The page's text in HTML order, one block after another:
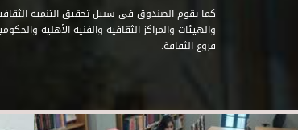
كما يقوم الصندوق فى سبيل تحقيق التنمية
والهيئات والمراكز الثقافية والفنية الأهلية
فروع الثقافة.